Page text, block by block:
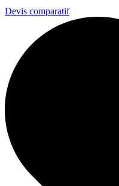
Devis comparatif